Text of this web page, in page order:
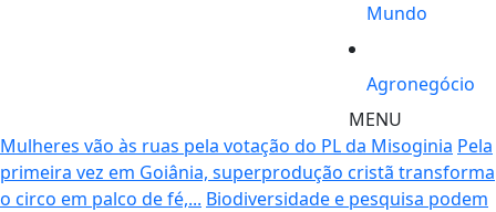
Mundo
Agronegócio
MENU
Mulheres vão às ruas pela votação do PL da Misoginia Pela
primeira vez em Goiânia, superprodução cristã transforma
o circo em palco de fé,... Biodiversidade e pesquisa podem